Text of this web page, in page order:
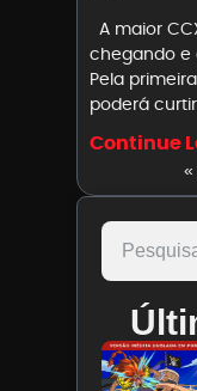
A maior
chegando e
Pela
poderá
Continue
«